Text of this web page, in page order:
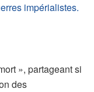
impérialistes.
», partageant si
des